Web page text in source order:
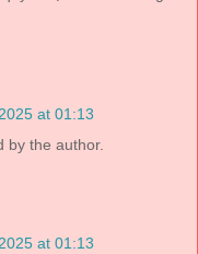
at 01:13
by the author.
at 01:13